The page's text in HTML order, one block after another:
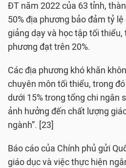
ĐT năm 2022 của 63 tỉnh,
50% địa phương bảo đảm tỷ
giảng dạy và học tập tối
phương đạt trên 20%.
Các địa phương khó khăn
chuyên môn tối thiểu, trong
dưới 15% trong tổng chi ngân
ảnh hưởng đến chất lượng
ngành”. [23]
Báo cáo của Chính phủ gửi
giáo dục và việc thực hiện